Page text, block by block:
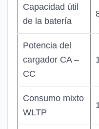
Capacidad útil
de la batería
Potencia del
cargador CA –
CC
Consumo mixto
WLTP